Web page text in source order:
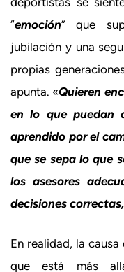
“emoción” que
jubilación y una
propias
apunta. «Quieren
en lo que puedan
aprendido por el
que se sepa lo que
los asesores
decisiones
En realidad, la
que está más